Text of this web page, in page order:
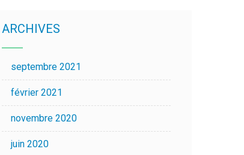
ARCHIVES
septembre 2021
février 2021
novembre 2020
juin 2020